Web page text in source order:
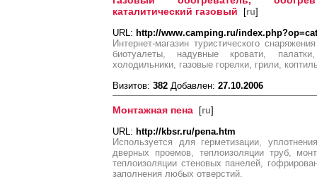
каталитический газовый [ru]
URL: http://www.camping.ru/
Интернет-магазин туристического
биотуалеты, надувные кровати,
холодильники, газовые горелки, грили,
Визитов: 382 Добавлен: 27.10.2006
Монтажная пена [ru]
URL: http://kbsr.ru/pena.htm
Используется для герметизации,
дверных проемов, теплоизоляции труб,
теплоизоляции стеновых панелей,
заполнения любых отверстий.